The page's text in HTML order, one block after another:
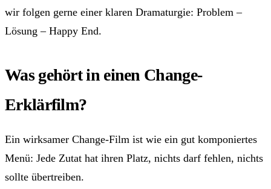
wir folgen gerne einer klaren Dramaturgie: Problem –
Lösung – Happy End.
Was gehört in einen Change-
Erklärfilm?
Ein wirksamer Change-Film ist wie ein gut komponiertes
Menü: Jede Zutat hat ihren Platz, nichts darf fehlen, nichts
sollte übertreiben.